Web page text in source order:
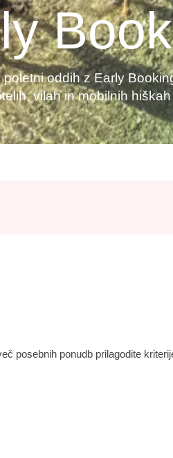
poletni oddih z Early
vilah in mobilnih
posebnih ponudb prilagodite